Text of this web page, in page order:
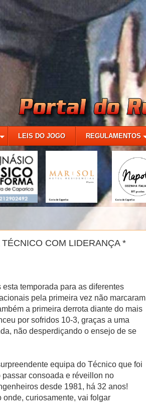
LEIS DO JOGO REGULAMENTOS
COM LIDERANÇA *
temporada para as diferentes
pela primeira vez não marcaram
a primeira derrota diante do mais
por sofridos 10-3, graças a uma
não desperdiçando o ensejo de se
equipa do Técnico que foi
consoada e réveillon no
desde 1981, há 32 anos!
onde, curiosamente, vai folgar